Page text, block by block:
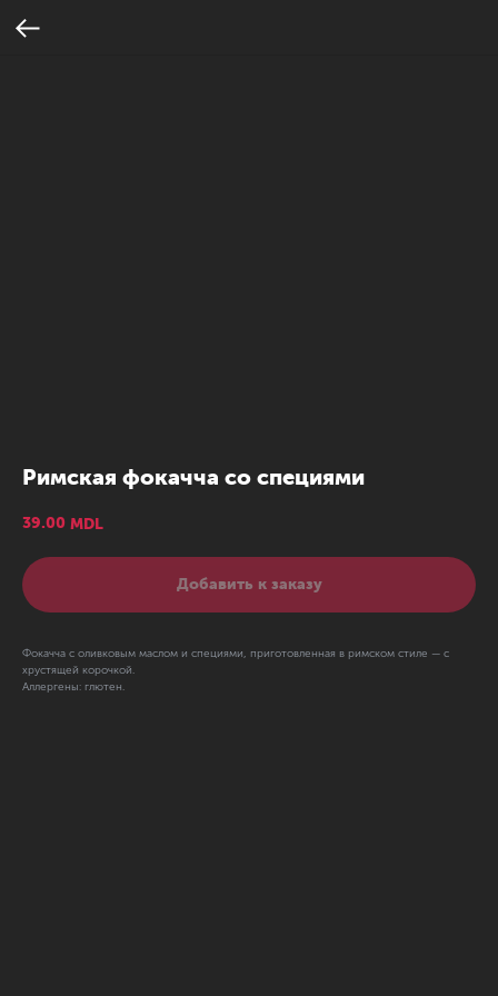
Римская фокачча со специями
39.00 MDL
Добавить к заказу
Фокачча с оливковым маслом и специями, приготовленная в римском стиле — с
хрустящей корочкой.
Аллергены: глютен.